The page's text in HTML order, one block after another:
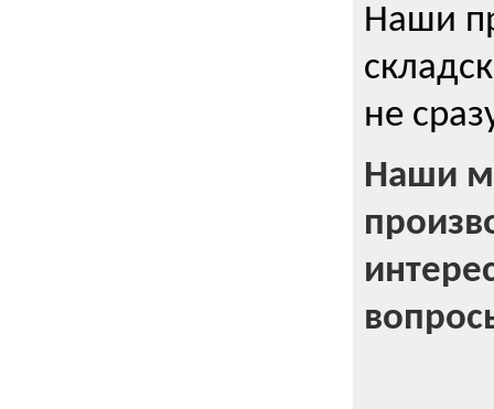
Наши
не
Наши